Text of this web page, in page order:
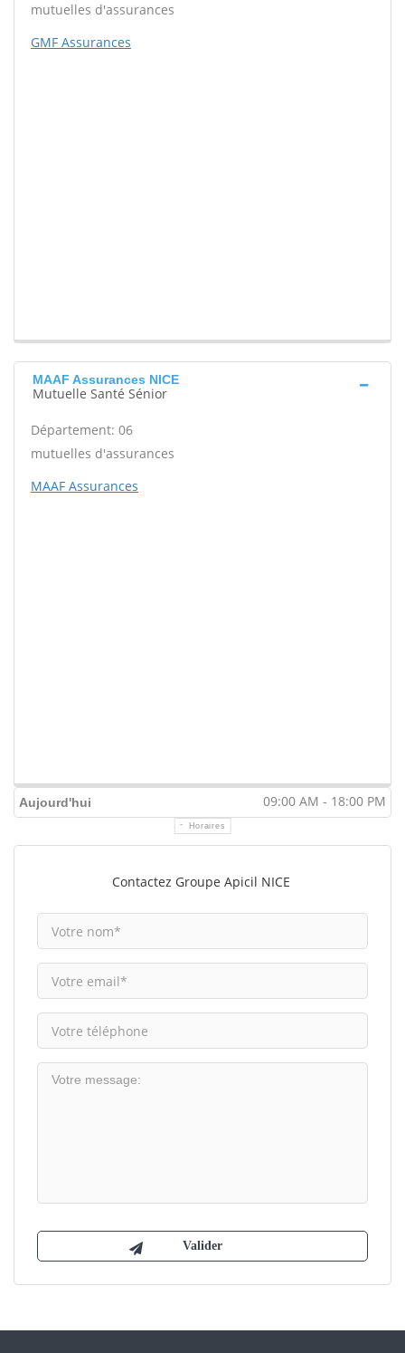
mutuelles d'assurances
GMF Assurances
MAAF Assurances NICE
Mutuelle Santé Sénior
Département: 06
mutuelles d'assurances
MAAF Assurances
Aujourd'hui 09:00 AM - 18:00 PM
Horaires
Contactez Groupe Apicil NICE